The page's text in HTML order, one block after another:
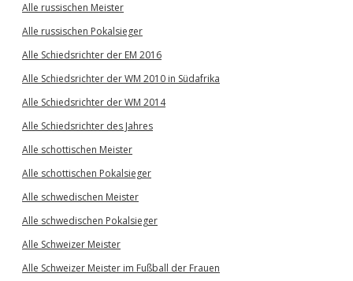
Alle russischen Meister
Alle russischen Pokalsieger
Alle Schiedsrichter der EM 2016
Alle Schiedsrichter der WM 2010 in Südafrika
Alle Schiedsrichter der WM 2014
Alle Schiedsrichter des Jahres
Alle schottischen Meister
Alle schottischen Pokalsieger
Alle schwedischen Meister
Alle schwedischen Pokalsieger
Alle Schweizer Meister
Alle Schweizer Meister im Fußball der Frauen